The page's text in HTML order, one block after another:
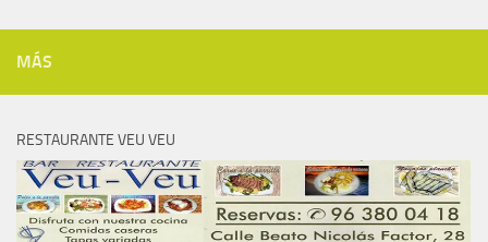
MÁS
RESTAURANTE VEU VEU